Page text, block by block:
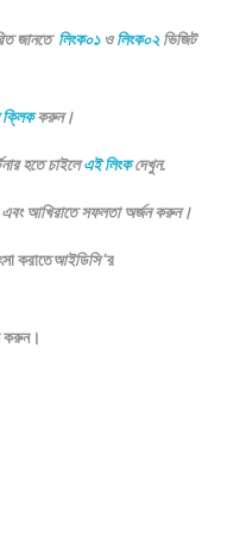
জানতে লিংক০১ওলিংক০২ ভিজিট
ক্লিককরুন।
হতে চাইলেএই লিংকদেখুন.
এবং আখিরাতে সফলতা অর্জন করুন।
করাতেআইডিসি‘র
করুন।